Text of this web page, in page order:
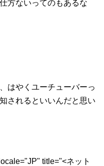
方ないってのもあるな
はやくユーチューバーっ
されるといいんだと思い
title="<ネット